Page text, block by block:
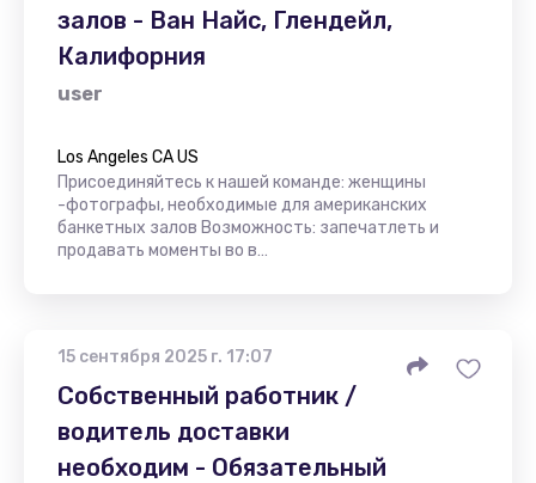
залов - Ван Найс, Глендейл,
Калифорния
user
Los Angeles CA US
Присоединяйтесь к нашей команде: женщины
-фотографы, необходимые для американских
банкетных залов Возможность: запечатлеть и
продавать моменты во в…
15 сентября 2025 г. 17:07
Собственный работник /
водитель доставки
необходим - Обязательный